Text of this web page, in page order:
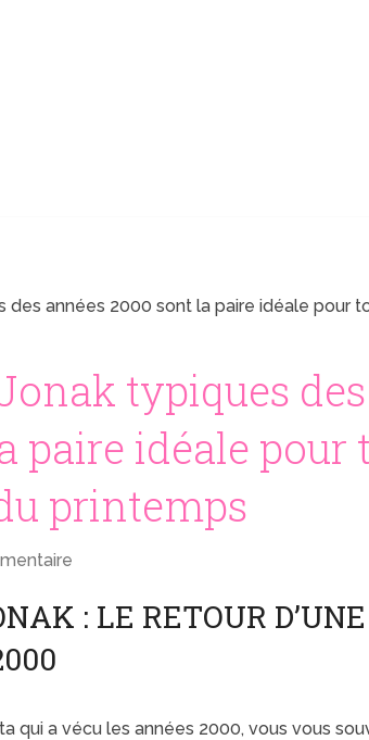
des années 2000 sont la paire idéale pour
typiques
paire idéale pour
printemps
: LE RETOUR
qui a vécu les années 2000, vous vous